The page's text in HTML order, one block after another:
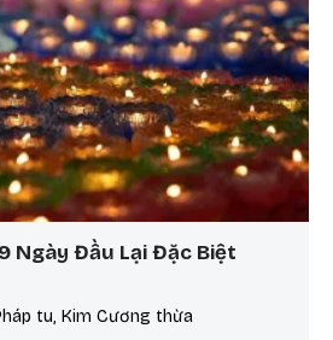
Ngày Đầu Lại Đặc Biệt
tu, Kim Cương thừa